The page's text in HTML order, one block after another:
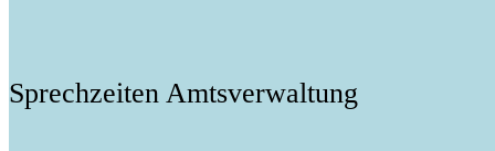
Sprechzeiten Amtsverwaltung